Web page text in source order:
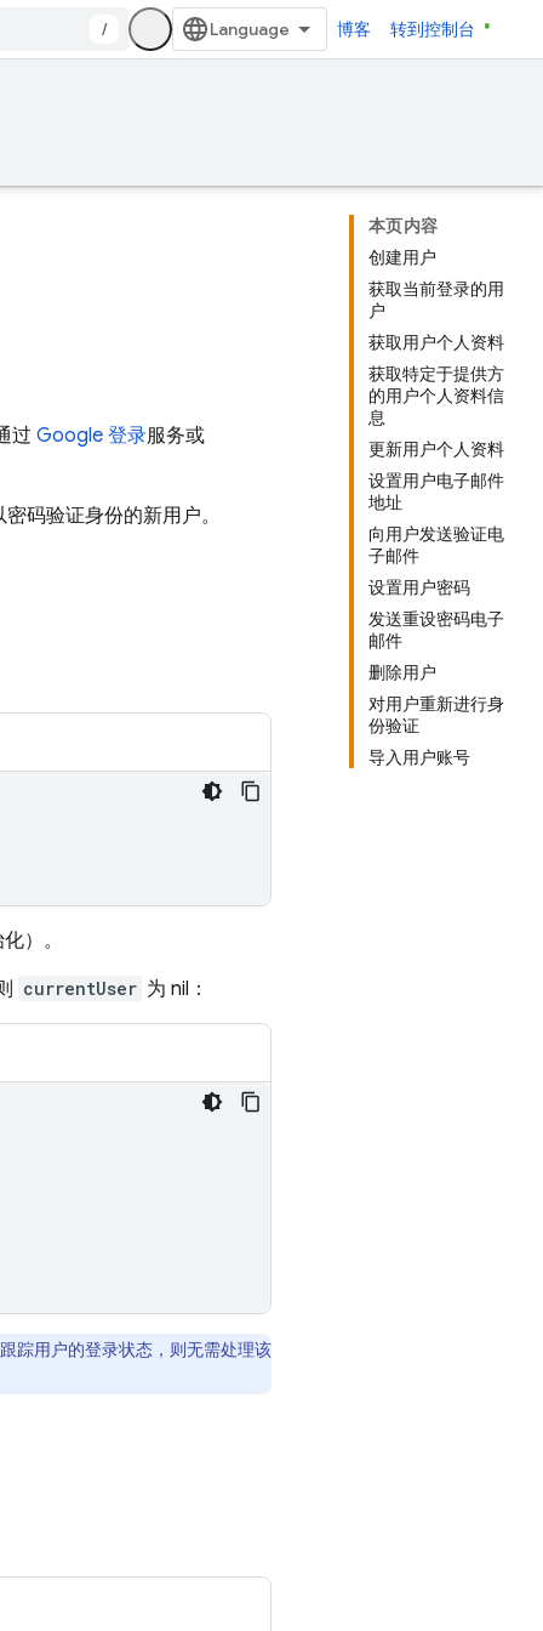
/ 博客 转到控制台
本页内容
创建用户
获取当前登录的用
户
获取用户个人资料
获取特定于提供方
的用户个人资料信
息
更新用户个人资料
设置用户电子邮件
地址
向用户发送验证电
子邮件
设置用户密码
发送重设密码电子
邮件
删除用户
对用户重新进行身
份验证
导入用户账号
过 Google 登录服务或
码验证身份的新用户。
）。
currentUser 为 nil：
踪用户的登录状态，则无需处理该